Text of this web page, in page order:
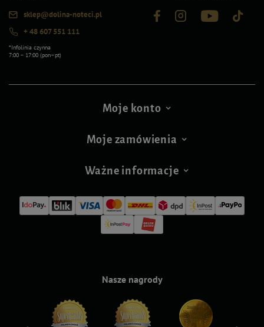
sklep@dolina-noteci.pl
+ 48 607 551 111
*Infolinia czynna
7:00 – 17:00 (pon–pt)
Moje konto
Moje zamówienia
Ważne informacje
Nasze nagrody